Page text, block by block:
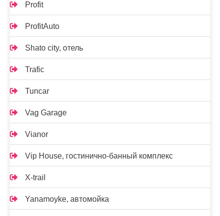
Profit
ProfitAuto
Shato city, отель
Trafic
Tuncar
Vag Garage
Vianor
Vip House, гостинично-банный комплекс
X-trail
Yanamoyke, автомойка